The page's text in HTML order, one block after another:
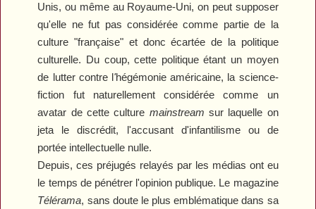
Unis, ou même au Royaume-Uni, on peut supposer
qu'elle ne fut pas considérée comme partie de la
culture "française" et donc écartée de la politique
culturelle. Du coup, cette politique étant un moyen
de lutter contre l'hégémonie américaine, la science-
fiction fut naturellement considérée comme un
avatar de cette culture mainstream sur laquelle on
jeta le discrédit, l'accusant d'infantilisme ou de
portée intellectuelle nulle.
Depuis, ces préjugés relayés par les médias ont eu
le temps de pénétrer l'opinion publique. Le magazine
Télérama, sans doute le plus emblématique dans sa